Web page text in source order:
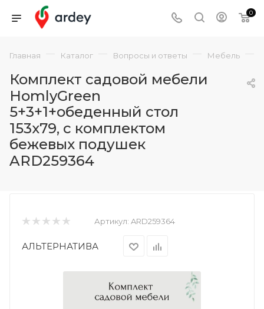
0
Главная — Каталог — Вопросы и ответы — Мебель —
Комплект садовой мебели
HomlyGreen
5+3+1+обеденный стол
153х79, с комплектом
бежевых подушек
ARD259364
Артикул: ARD259364
АЛЬТЕРНАТИВА